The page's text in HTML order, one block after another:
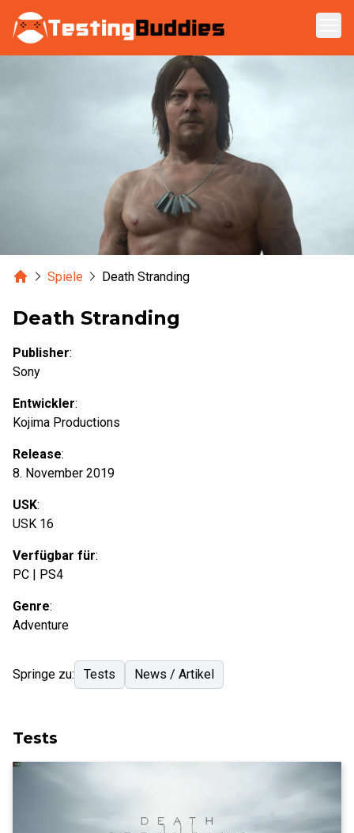
Zum Hauptinhalt springen
HomeSpiele Death Stranding
Death Stranding
Publisher:
Sony
Entwickler:
Kojima Productions
Release:
8. November 2019
USK:
USK 16
Verfügbar für:
PC | PS4
Genre:
Adventure
Springe zu: Tests News / Artikel
Tests